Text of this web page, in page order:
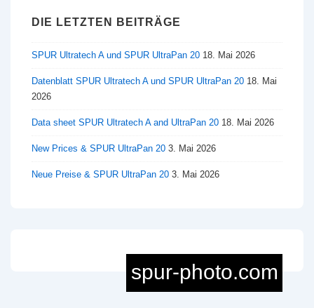
DIE LETZTEN BEITRÄGE
SPUR Ultratech A und SPUR UltraPan 20 18. Mai 2026
Datenblatt SPUR Ultratech A und SPUR UltraPan 20 18. Mai
2026
Data sheet SPUR Ultratech A and UltraPan 20 18. Mai 2026
New Prices & SPUR UltraPan 20 3. Mai 2026
Neue Preise & SPUR UltraPan 20 3. Mai 2026